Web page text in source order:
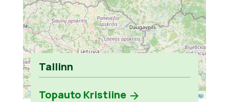
Leaflet OpenStreetMap
Tallinn
Topauto Kristiine